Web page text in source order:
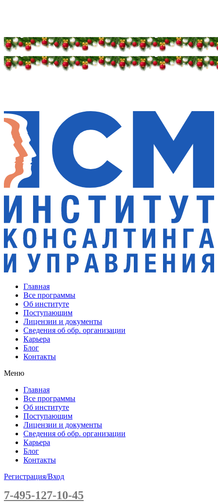
Главная
Все программы
Об институте
Поступающим
Лицензии и документы
Сведения об обр. организации
Карьера
Блог
Контакты
Меню
Главная
Все программы
Об институте
Поступающим
Лицензии и документы
Сведения об обр. организации
Карьера
Блог
Контакты
Регистрация/Вход
7-495-127-10-45